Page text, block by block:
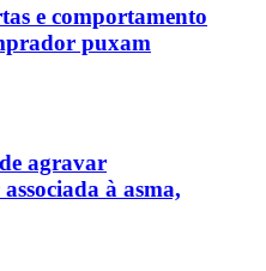
e comportamento
puxam
agravar
à asma,